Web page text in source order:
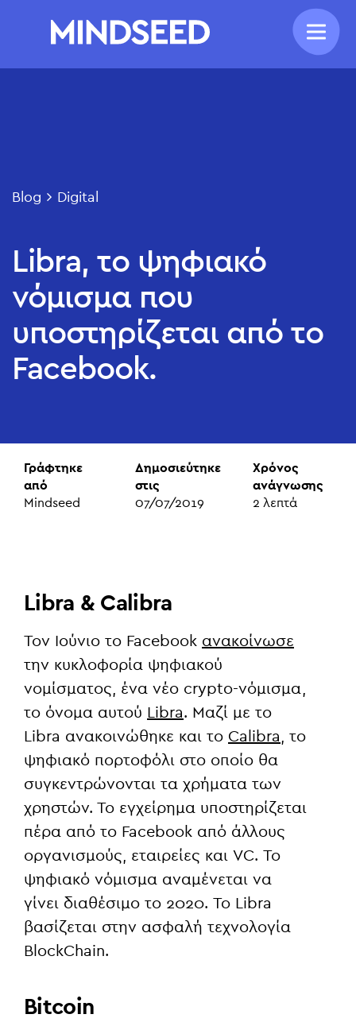
Blog Digital
Libra, το ψηφιακό
νόμισμα που
υποστηρίζεται από το
Facebook.
Γράφτηκε
από
Mindseed
Δημοσιεύτηκε
στις
07/07/2019
Χρόνος
ανάγνωσης
2 λεπτά
Libra & Calibra
Τον Ιούνιο το Facebook ανακοίνωσε
την κυκλοφορία ψηφιακού
νομίσματος, ένα νέο crypto-νόμισμα,
το όνομα αυτού Libra. Μαζί με το
Libra ανακοινώθηκε και το Calibra , το
ψηφιακό πορτοφόλι στο οποίο θα
συγκεντρώνονται τα χρήματα των
χρηστών. Το εγχείρημα υποστηρίζεται
πέρα από το Facebook από άλλους
οργανισμούς, εταιρείες και VC. Το
ψηφιακό νόμισμα αναμένεται να
γίνει διαθέσιμο το 2020. To Libra
βασίζεται στην ασφαλή τεχνολογία
BlockChain.
Bitcoin